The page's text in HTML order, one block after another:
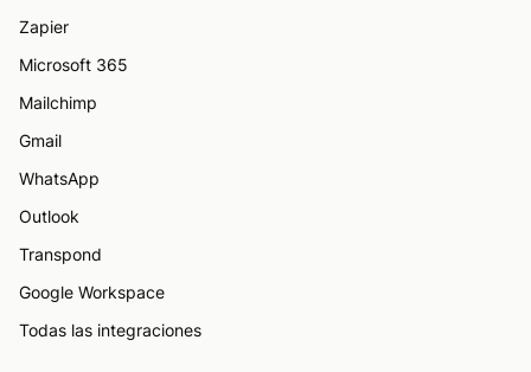
Zapier
Microsoft 365
Mailchimp
Gmail
WhatsApp
Outlook
Transpond
Google Workspace
Todas las integraciones